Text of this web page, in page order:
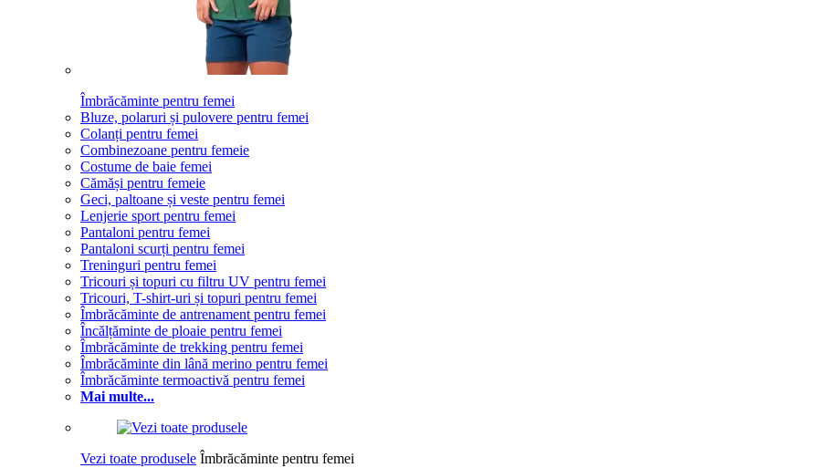
Îmbrăcăminte pentru femei
Bluze, polaruri și pulovere pentru femei
Colanți pentru femei
Combinezoane pentru femeie
Costume de baie femei
Cămăși pentru femeie
Geci, paltoane și veste pentru femei
Lenjerie sport pentru femei
Pantaloni pentru femei
Pantaloni scurți pentru femei
Treninguri pentru femei
Tricouri și topuri cu filtru UV pentru femei
Tricouri, T-shirt-uri și topuri pentru femei
Îmbrăcăminte de antrenament pentru femei
Încălțăminte de ploaie pentru femei
Îmbrăcăminte de trekking pentru femei
Îmbrăcăminte din lână merino pentru femei
Îmbrăcăminte termoactivă pentru femei
Mai multe...
Vezi toate produsele Îmbrăcăminte pentru femei